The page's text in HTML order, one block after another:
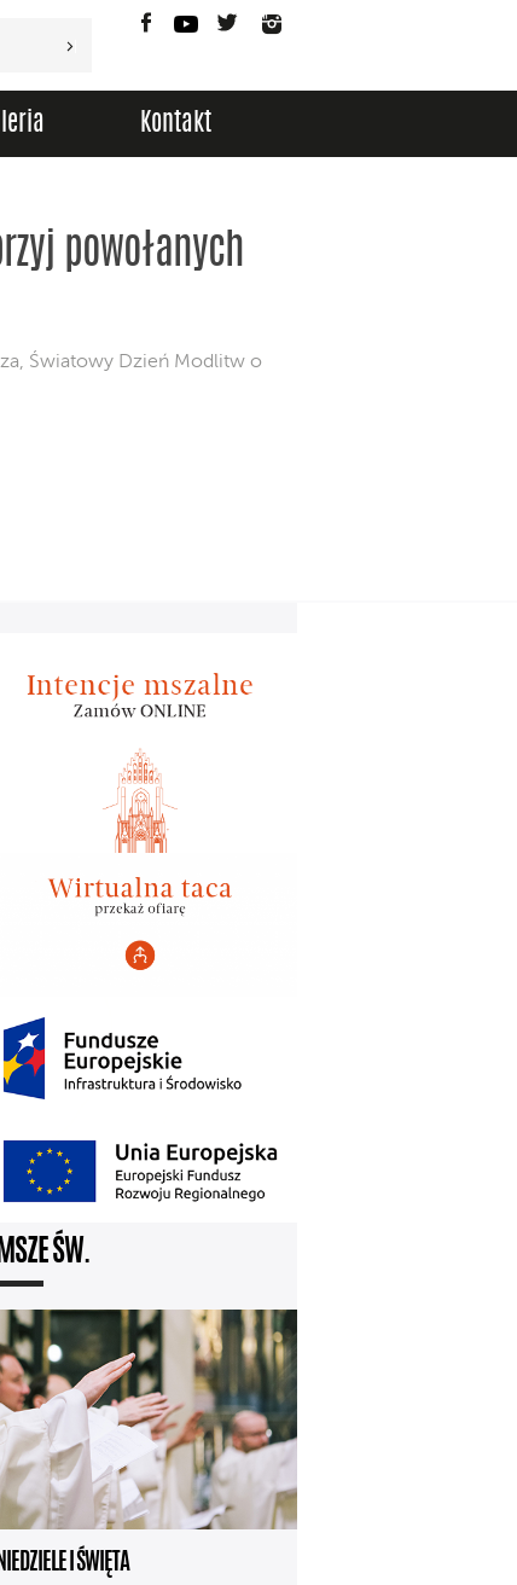
FacebookYouTubeTwitter
Kontakt
powołanych
Światowy Dzień Modlitw o
MSZE ŚW.
NIEDZIELE I ŚWIĘTA